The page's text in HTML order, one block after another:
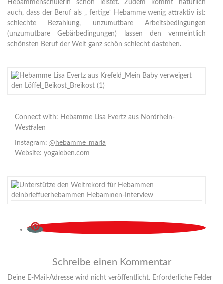
Hebammenschülerin schon leistet. Zudem kommt natürlich
auch, dass der Beruf als „ fertige“ Hebamme wenig attraktiv ist:
schlechte Bezahlung, unzumutbare Arbeitsbedingungen
(unzumutbare Gebärbedingungen) lassen den vermeintlich
schönsten Beruf der Welt ganz schön schlecht dastehen.
Connect with: Hebamme Lisa Evertz aus Nordrhein-
Westfalen
Instagram: @hebamme_maria
Website: yogaleben.com
Schreibe einen Kommentar
Deine E-Mail-Adresse wird nicht veröffentlicht. Erforderliche Felder